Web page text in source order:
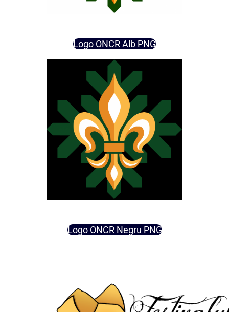
Logo ONCR Alb PNG
Logo ONCR Negru PNG